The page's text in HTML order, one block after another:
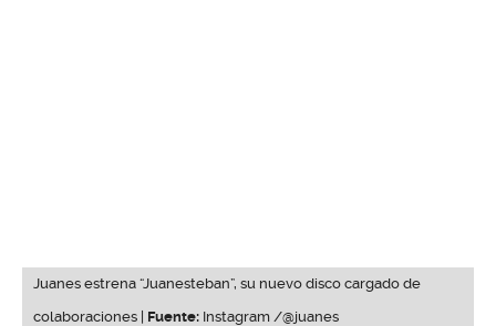
Juanes estrena “Juanesteban”, su nuevo disco cargado de
colaboraciones | Fuente: Instagram /@juanes